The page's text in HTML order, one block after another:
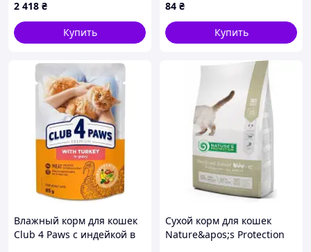
(4820111140794)
2 418 ₴
Купить
корм для котов всех
возрастов мусс с мясом
тунца 90 г
84 ₴
Купить
Влажный корм для кошек
Club 4 Paws с индейкой в
Сухой корм для кошек
Nature&apos;s Protection